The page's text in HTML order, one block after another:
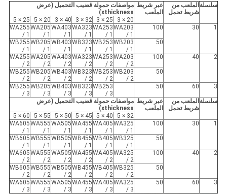
سلسلة الملعب من
شريط تحمل
عبر شريط
الملعب
مواصفات حمولة قضيب التحميل (عرض
xthickness)
20 × 3
25 × 3
32 × 3
40 × 3
20 × 5
25 × 5
1
30
100
WA203
/ 1
WA253
/ 1
WA323
/ 1
WA403
/ 1
WA205
/ 1
WA255
/ 1
50
WB203
/ 1
WB253
/ 1
WB323
/ 1
WB403
/ 1
WB205
/ 1
WB255
/ 1
2
40
100
WA203
/ 2
WA253
/ 2
WA323
/ 2
WA403
/ 2
WA205
/ 2
WA255
/ 2
50
WB203
/ 2
WB253
/ 2
WB323
/ 2
WB403
/ 2
WB205
/ 2
WB255
/ 2
3
60
50
WB253
/ 3
WB323
/ 3
WB403
/ 3
WB205
/ 3
WB255
/ 3
سلسلة الملعب من
شريط تحمل
عبر شريط
الملعب
مواصفات حمولة قضيب التحميل (عرض
xthickness)
32 × 5
40 × 5
45 × 5
50 × 5
55 × 5
60 × 5
1
30
100
WA325
/ 1
WA405
/ 1
WA455
/ 1
WA505
/ 1
WA555
/ 1
WA605
/ 1
50
WB325
/ 1
WB405
/ 1
WB455
/ 1
WB505
/ 1
WB555
/ 1
WB605
/ 1
2
40
100
WA325
/ 2
WA405
/ 2
WA455
/ 2
WA505
/ 2
WA555
/ 2
WA605
/ 2
50
WB325
/ 2
WB405
/ 2
WB455
/ 2
WB505
/ 2
WB555
/ 2
WB605
/ 2
3
60
50
WA325
/ 3
WA405
/ 3
WA455
/ 3
WA505
/ 3
WA555
/ 3
WA605
/ 3